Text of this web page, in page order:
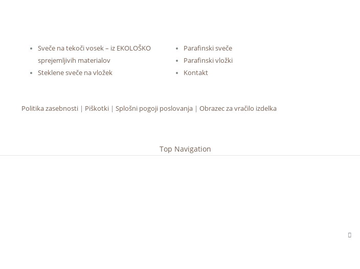
Sveče na tekoči vosek – iz EKOLOŠKO
sprejemljivih materialov
Steklene sveče na vložek
Parafinski sveče
Parafinski vložki
Kontakt
Politika zasebnosti | Piškotki | Splošni pogoji poslovanja | Obrazec za vračilo izdelka
Top Navigation